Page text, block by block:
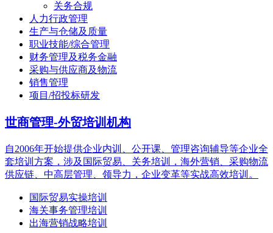
关务合规
人力行政管理
生产与仓储及质量
职业技能/综合管理
财务管理及税务金融
采购与供应商及物流
销售管理
项目/招投标研发
世商管理-外贸培训机构
自2006年开始提供企业内训、公开课、管理咨询辅导等企业全
套培训方案，涉及国际贸易、关务培训，海外营销、采购物流
供应链、中高层管理、领导力，企业变革等实战高效培训。
国际贸易实操培训
海关事务管理培训
出海营销战略培训